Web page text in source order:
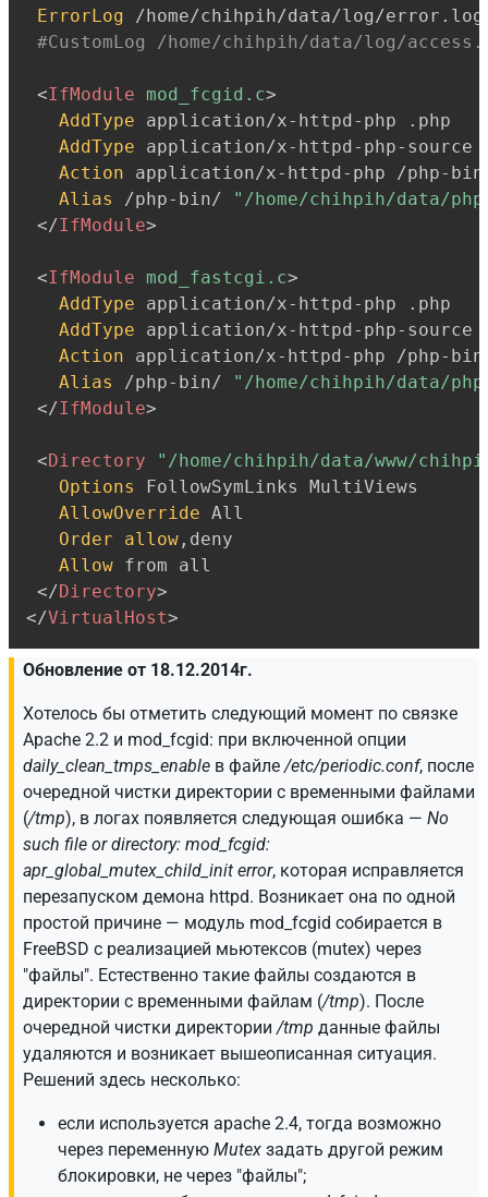
ErrorLog /home/chihpih/data/log/error.log
#CustomLog /home/chihpih/data/log/
<IfModule mod_fcgid.c>
AddType application/x-httpd-php .php
AddType application/x-httpd-php-source
Action application/x-httpd-php /php-
Alias
/php-bin/
"/home/chihpih/data/
</IfModule>
<IfModule mod_fastcgi.c>
AddType application/x-httpd-php .php
AddType application/x-httpd-php-source
Action application/x-httpd-php /php-
Alias
/php-bin/
"/home/chihpih/data/
</IfModule>
<Directory
"/home/chihpih/data/www/
Options
FollowSymLinks MultiViews
AllowOverride All
Order
allow ,deny
Allow from all
</Directory>
</VirtualHost>
Обновление от 18.12.2014г.
Хотелось бы отметить следующий момент по связке
Apache 2.2 и mod_fcgid: при включенной опции
daily_clean_tmps_enable в файле /etc/periodic.conf, после
очередной чистки директории с временными файлами
(/tmp), в логах появляется следующая ошибка — No
such file or directory: mod_fcgid:
apr_global_mutex_child_init error, которая исправляется
перезапуском демона httpd. Возникает она по одной
простой причине — модуль mod_fcgid собирается в
FreeBSD с реализацией мьютексов (mutex) через
"файлы". Естественно такие файлы создаются в
директории с временными файлам (/tmp). После
очередной чистки директории /tmp данные файлы
удаляются и возникает вышеописанная ситуация.
Решений здесь несколько:
если используется apache 2.4, тогда возможно
через переменную Mutex задать другой режим
блокировки, не через "файлы";